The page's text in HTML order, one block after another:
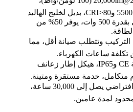
5000~5500k وCRI>80، بديل لخليج الهاليد
المعدني بقدرة 500 وات، يوفر 50% من
وتتطلب صيانة أقل، مما
تكلفة ساعات الكهرباء.
✔️حماية CE وIP65، هيكل إطار زعانف
متكامل، خدمة مستقرة ومتينة.
✔️عمر افتراضي يصل إلى 30,000 ساعة،
لمدة عامين.